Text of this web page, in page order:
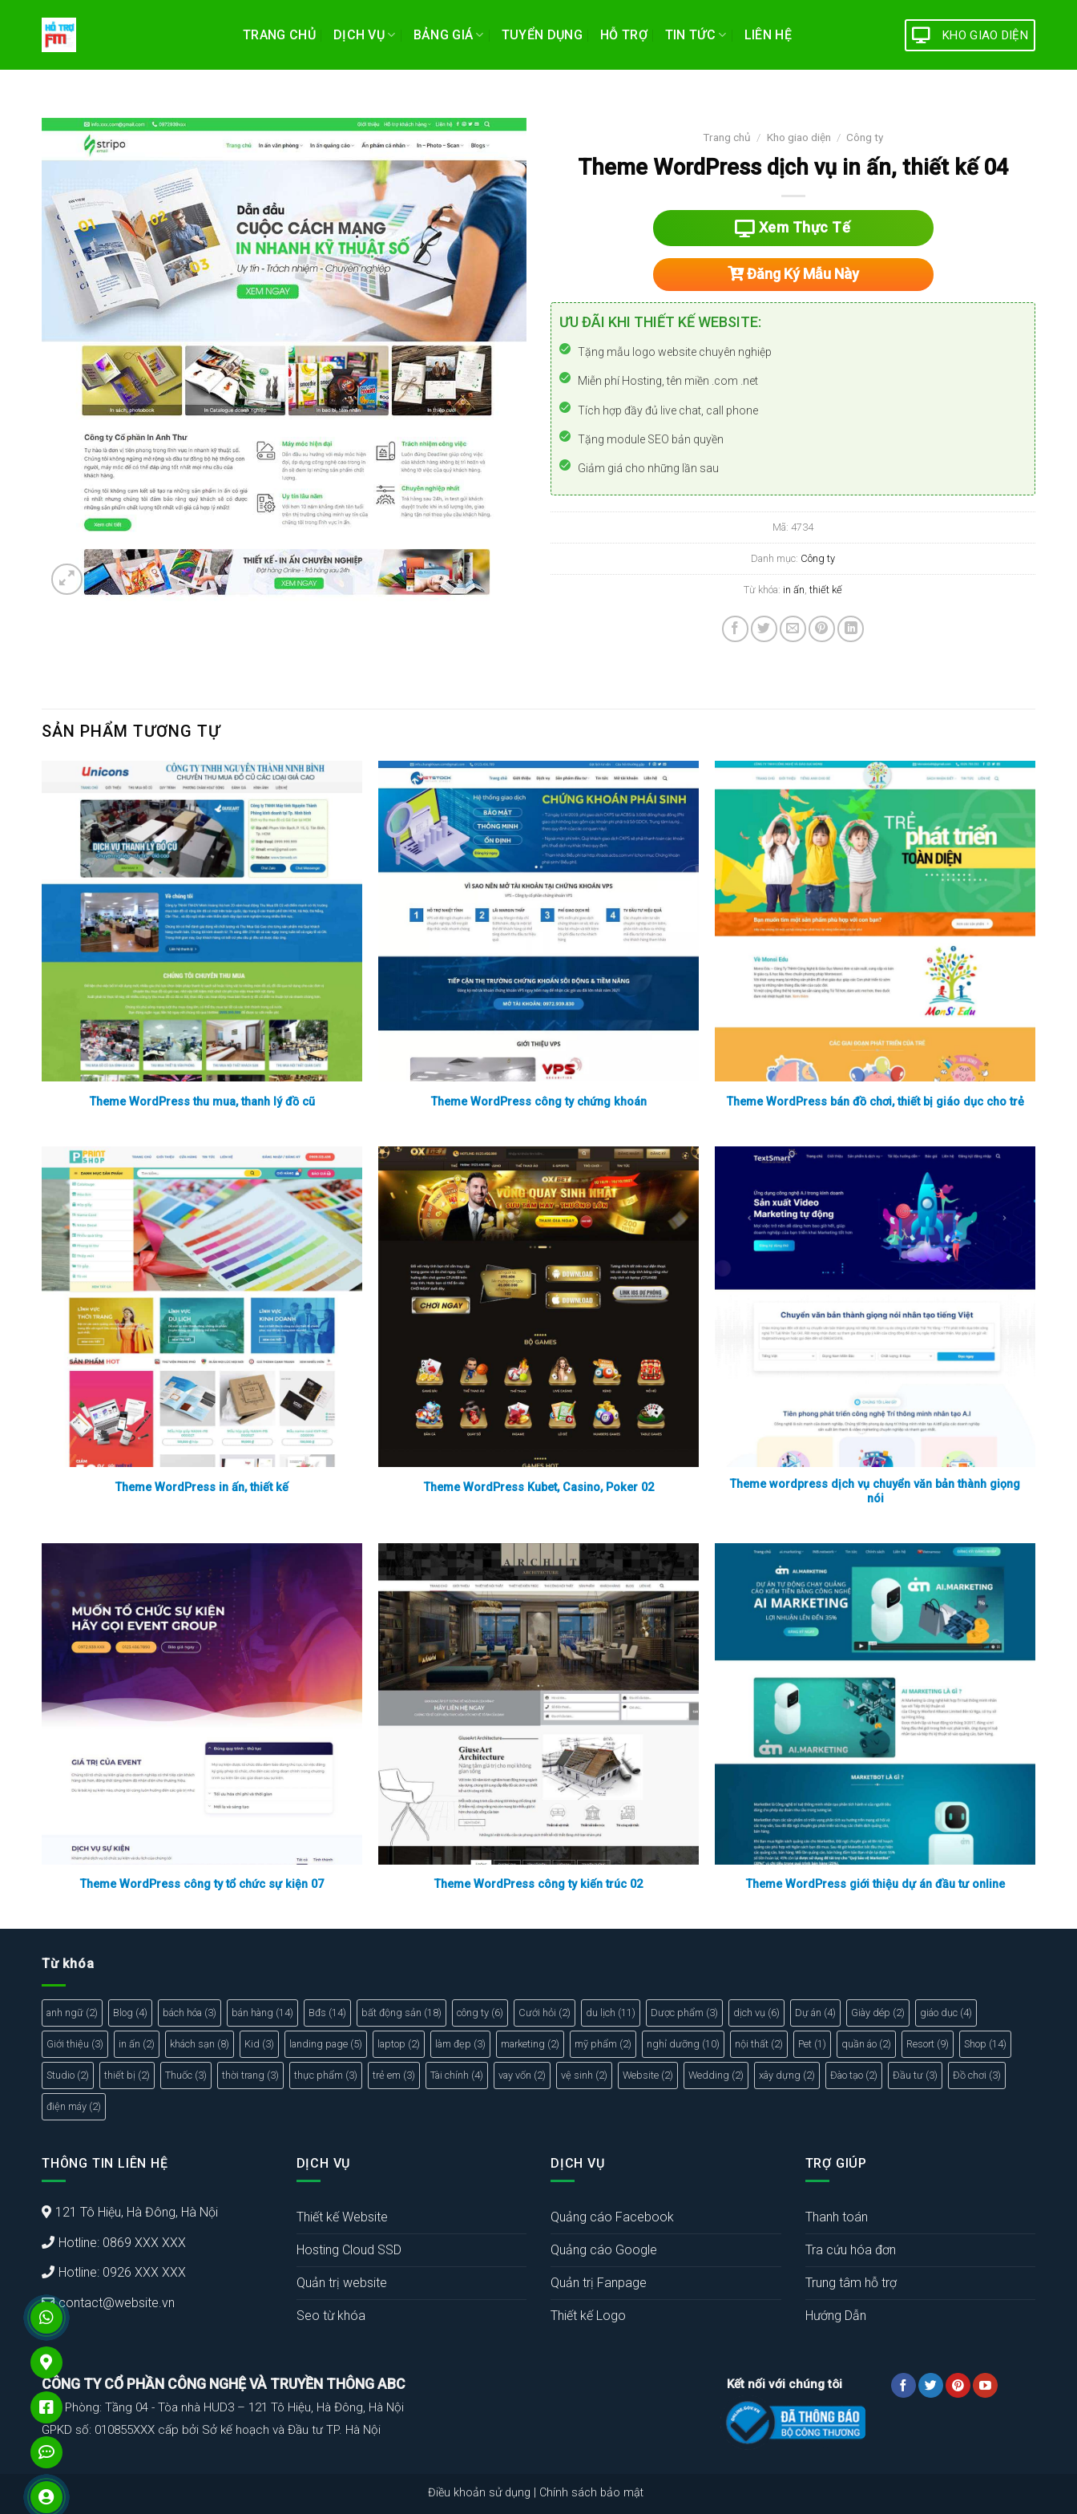
content
TRANG CHỦ DỊCH VỤ BẢNG GIÁ TUYỂN DỤNG HỖ TRỢ TIN TỨC LIÊN HỆ KHO GIAO DIỆN
Trang chủ / Kho giao diện / Công ty
Theme WordPress dịch vụ in ấn, thiết kế 04
Xem Thực Tế
ƯU ĐÃI KHI THIẾT KẾ WEBSITE:
Tặng mẫu logo website chuyên nghiệp
Miễn phí Hosting, tên miền .com .net
Tích hợp đầy đủ live chat, call phone
Tặng module SEO bản quyền
Giảm giá cho những lần sau
Đăng Ký Mẫu Này
Mã: 4734
Danh mục: Công ty
Từ khóa: in ấn thiết kế
SẢN PHẨM TƯƠNG TỰ
Theme WordPress thu mua, thanh lý đồ cũ Theme WordPress công ty chứng khoán Theme WordPress bán đồ chơi, thiết bị giáo dục cho trẻ
Theme WordPress in ấn, thiết kế Theme WordPress Kubet, Casino, Poker 02
Theme wordpress dịch vụ chuyển văn bản thành giọng
nói
Theme WordPress công ty tổ chức sự kiện 07 Theme WordPress công ty kiến trúc 02 Theme WordPress giới thiệu dự án đầu tư online
Từ khóa
anh ngữ (2) Blog (4) bách hóa (3) bán hàng (14) Bđs (14) bất động sản (18) công ty (6) Cưới hỏi (2) du lịch (11) Dược phẩm (3) dịch vụ (6) Dự án (4) Giày dép (2) giáo dục (4)
Giới thiệu (3) in ấn (2) khách sạn (8) Kid (3) landing page (5) laptop (2) làm đẹp (3) marketing (2) mỹ phẩm (2) nghỉ dưỡng (10) nội thất (2) Pet (1) quần áo (2) Resort (9) Shop (14)
Studio (2) thiết bị (2) Thuốc (3) thời trang (3) thực phẩm (3) trẻ em (3) Tài chính (4) vay vốn (2) vệ sinh (2) Website (2) Wedding (2) xây dựng (2) Đào tạo (2) Đầu tư (3) Đồ chơi (3)
điện máy (2)
THÔNG TIN LIÊN HỆ
121 Tô Hiệu, Hà Đông, Hà Nội
Hotline: 0869 XXX XXX
Hotline: 0926 XXX XXX
contact@website.vn
DỊCH VỤ
Thiết kế Website
Hosting Cloud SSD
Quản trị website
Seo từ khóa
DỊCH VỤ
Quảng cáo Facebook
Quảng cáo Google
Quản trị Fanpage
Thiết kế Logo
TRỢ GIÚP
Thanh toán
Tra cứu hóa đơn
Trung tâm hỗ trợ
Hướng Dẫn
CÔNG TY CỔ PHẦN CÔNG NGHỆ VÀ TRUYỀN THÔNG ABC
Văn Phòng: Tầng 04 - Tòa nhà HUD3 – 121 Tô Hiệu, Hà Đông, Hà Nội
GPKD số: 010855XXX cấp bởi Sở kế hoạch và Đầu tư TP. Hà Nội
Kết nối với chúng tôi
Điều khoản sử dụng Chính sách bảo mật